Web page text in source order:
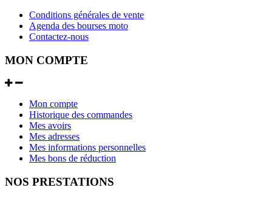
Conditions générales de vente
Agenda des bourses moto
Contactez-nous
MON COMPTE
Mon compte
Historique des commandes
Mes avoirs
Mes adresses
Mes informations personnelles
Mes bons de réduction
NOS PRESTATIONS